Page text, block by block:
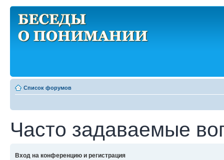
Список форумов
Часто задаваемые
Вход на конференцию и регистрация